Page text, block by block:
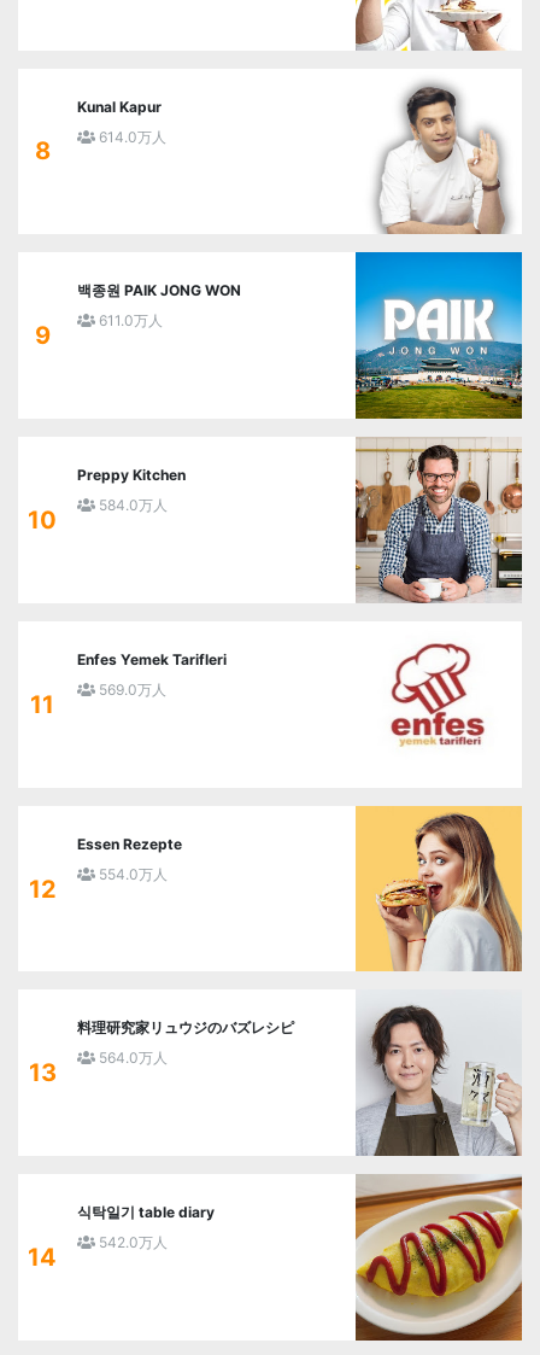
8
Kunal Kapur
614.0万人
9
백종원 PAIK JONG WON
611.0万人
10
Preppy Kitchen
584.0万人
11
Enfes Yemek Tarifleri
569.0万人
12
Essen Rezepte
554.0万人
13
料理研究家リュウジのバズレシピ
564.0万人
14
식탁일기 table diary
542.0万人